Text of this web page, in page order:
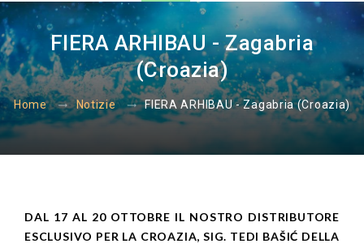
FIERA ARHIBAU - Zagabria
(Croazia)
Home Notizie FIERA ARHIBAU - Zagabria (Croazia)
DAL 17 AL 20 OTTOBRE IL NOSTRO DISTRIBUTORE
ESCLUSIVO PER LA CROAZIA, SIG. TEDI BAŠIĆ DELLA